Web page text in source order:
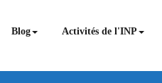
Blog Activités de l'INP